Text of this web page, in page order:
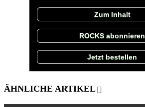
Zum Inhalt
ROCKS abonnieren
Jetzt bestellen
ÄHNLICHE ARTIKEL